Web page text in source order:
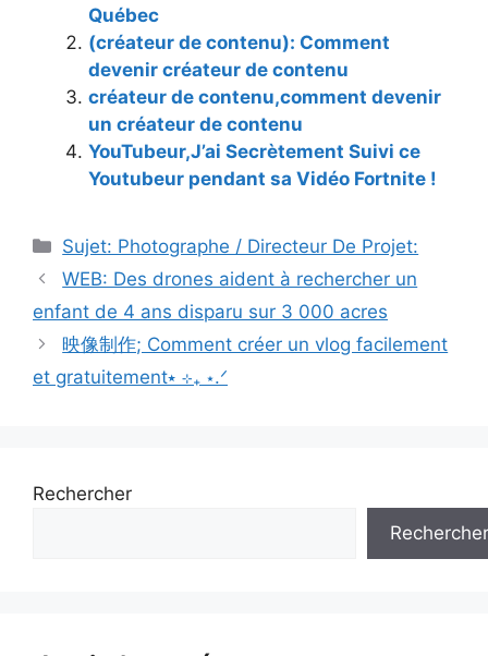
Québec
(créateur de contenu): Comment
devenir créateur de contenu
créateur de contenu,comment devenir
un créateur de contenu
YouTubeur,J’ai Secrètement Suivi ce
Youtubeur pendant sa Vidéo Fortnite !
Catégories
Sujet: Photographe / Directeur De Projet:
WEB: Des drones aident à rechercher un
enfant de 4 ans disparu sur 3 000 acres
映像制作; Comment créer un vlog facilement
et gratuitement⭑ ⊹₊ ⋆.ᐟ
Rechercher
Rechercher